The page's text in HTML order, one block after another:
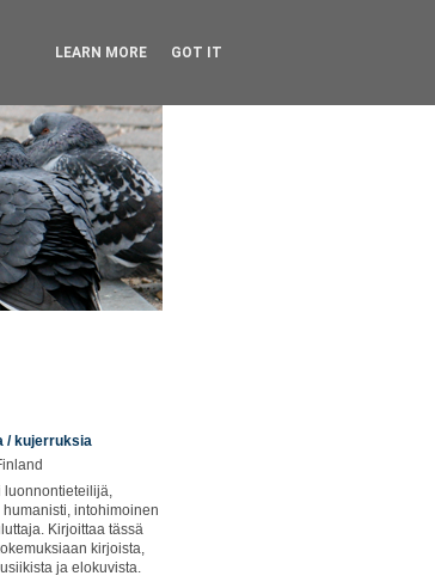
/ kujerruksia
luonnontieteilijä,
humanisti, intohimoinen
Kirjoittaa tässä
kirjoista,
ja elokuvista.
LEARN MORE GOT IT